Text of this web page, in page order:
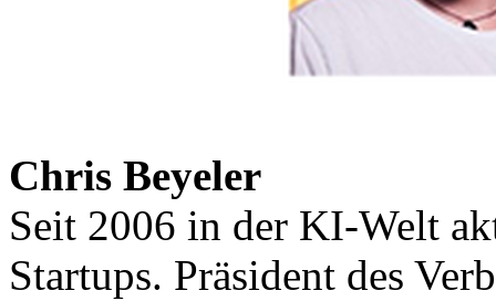
Chris Beyeler
Seit 2006 in der KI-Welt
Startups. Präsident des